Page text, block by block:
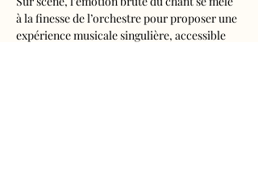
à la finesse de l’orchestre pour proposer une
expérience musicale singulière, accessible